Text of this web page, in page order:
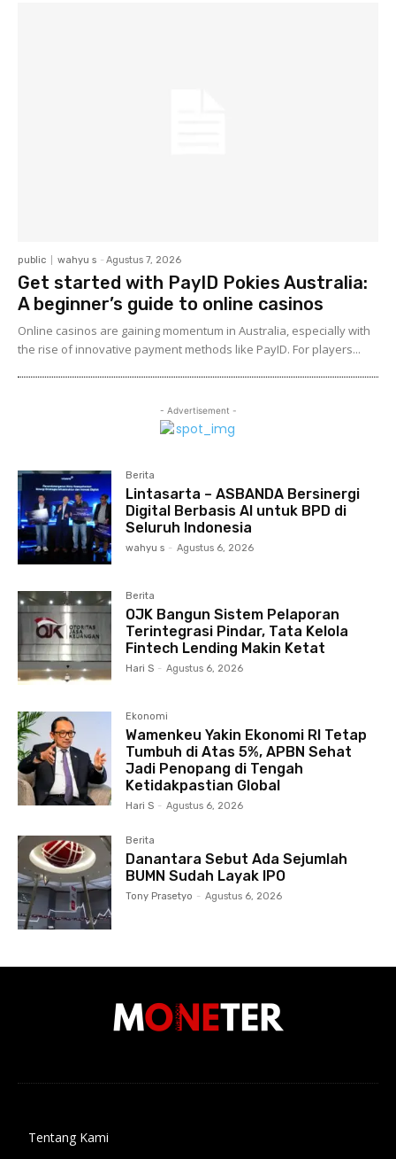
public wahyu s - Agustus 7, 2026
Get started with PayID Pokies Australia:
A beginner’s guide to online casinos
Online casinos are gaining momentum in Australia, especially with
the rise of innovative payment methods like PayID. For players...
- Advertisement -
Berita
Lintasarta – ASBANDA Bersinergi
Digital Berbasis AI untuk BPD di
Seluruh Indonesia
wahyu s - Agustus 6, 2026
Berita
OJK Bangun Sistem Pelaporan
Terintegrasi Pindar, Tata Kelola
Fintech Lending Makin Ketat
Hari S - Agustus 6, 2026
Ekonomi
Wamenkeu Yakin Ekonomi RI Tetap
Tumbuh di Atas 5%, APBN Sehat
Jadi Penopang di Tengah
Ketidakpastian Global
Hari S - Agustus 6, 2026
Berita
Danantara Sebut Ada Sejumlah
BUMN Sudah Layak IPO
Tony Prasetyo - Agustus 6, 2026
Tentang Kami